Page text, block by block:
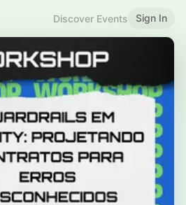
Discover Events Sign In